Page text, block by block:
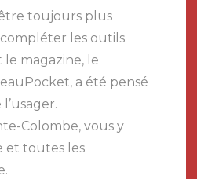
toujours plus
les outils
magazine, le
a été pensé
Colombe, vous y
et toutes les